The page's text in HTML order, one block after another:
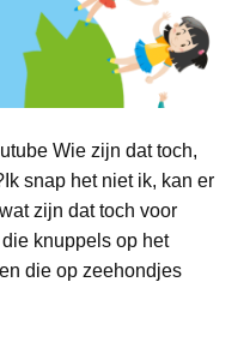
Wie zijn dat toch,
snap het niet ik, kan er
zijn dat toch voor
knuppels op het
die op zeehondjes